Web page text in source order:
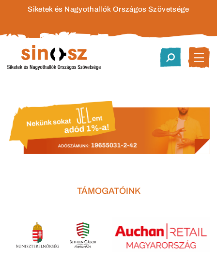
Siketek és Nagyothallók Országos Szövetsége
TÁMOGATÓINK